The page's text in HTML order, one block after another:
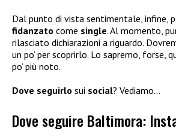
Dal punto di vista sentimentale, infine,
fidanzato come single. Al momento,
rilasciato dichiarazioni a riguardo.
un po’ per scoprirlo. Lo sapremo, forse,
po’ più noto.
Dove seguirlo sui social? Vediamo…
Dove seguire Baltimora: